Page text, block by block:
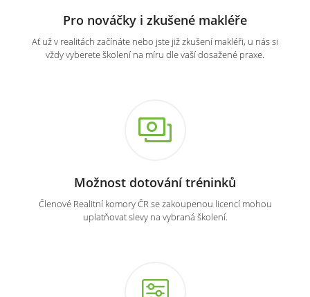
Pro nováčky i zkušené makléře
Ať už v realitách začínáte nebo jste již zkušení makléři, u nás si
vždy vyberete školení na míru dle vaší dosažené praxe.
Možnost dotování tréninků
Členové Realitní komory ČR se zakoupenou licencí mohou
uplatňovat slevy na vybraná školení.